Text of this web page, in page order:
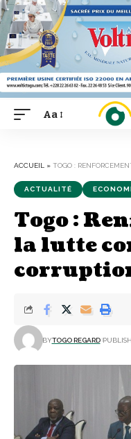
Font
Aa
ACCUEIL » TOGO :
ACTUALITÉ
Togo :
la lutte
BYTOGO REGARD